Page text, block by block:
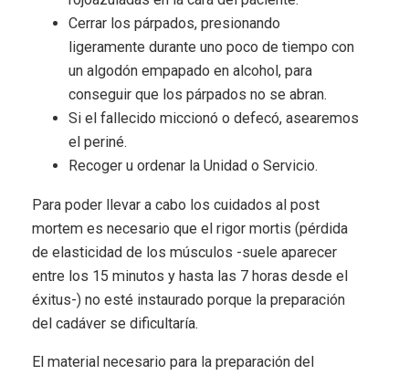
Cerrar los párpados, presionando
ligeramente durante uno poco de tiempo con
un algodón empapado en alcohol, para
conseguir que los párpados no se abran.
Si el fallecido miccionó o defecó, asearemos
el periné.
Recoger u ordenar la Unidad o Servicio.
Para poder llevar a cabo los cuidados al post
mortem es necesario que el rigor mortis (pérdida
de elasticidad de los músculos -suele aparecer
entre los 15 minutos y hasta las 7 horas desde el
éxitus-) no esté instaurado porque la preparación
del cadáver se dificultaría.
El material necesario para la preparación del